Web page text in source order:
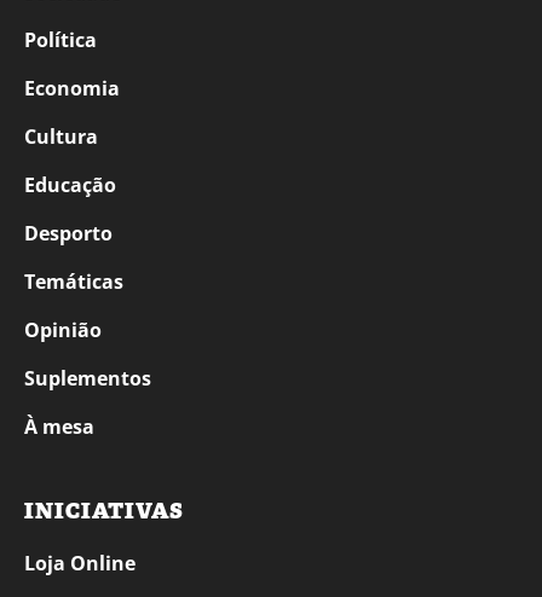
Política
Economia
Cultura
Educação
Desporto
Temáticas
Opinião
Suplementos
À mesa
INICIATIVAS
Loja Online